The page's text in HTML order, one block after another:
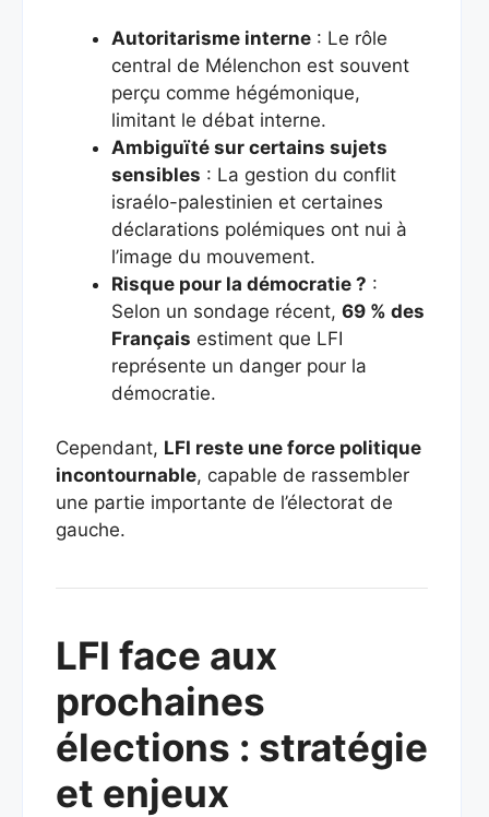
Autoritarisme interne : Le rôle
central de Mélenchon est souvent
perçu comme hégémonique,
limitant le débat interne.
Ambiguïté sur certains sujets
sensibles : La gestion du conflit
israélo-palestinien et certaines
déclarations polémiques ont nui à
l’image du mouvement.
Risque pour la démocratie ? :
Selon un sondage récent, 69 % des
Français estiment que LFI
représente un danger pour la
démocratie.
Cependant, LFI reste une force politique
incontournable, capable de rassembler
une partie importante de l’électorat de
gauche.
LFI face aux
prochaines
élections : stratégie
et enjeux